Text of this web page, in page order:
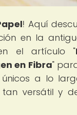
! Aquí
en la
el artículo "
en Fibra"
a lo
versátil y